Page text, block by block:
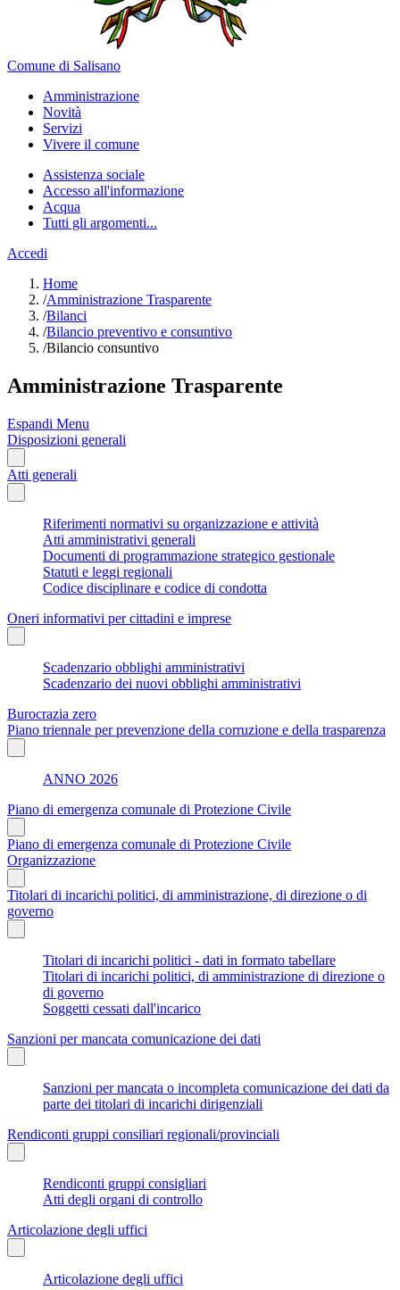
Comune di Salisano
Amministrazione
Novità
Servizi
Vivere il comune
Assistenza sociale
Accesso all'informazione
Acqua
Tutti gli argomenti...
Accedi
Home
/Amministrazione Trasparente
/Bilanci
/Bilancio preventivo e consuntivo
/Bilancio consuntivo
Amministrazione Trasparente
Espandi Menu
Disposizioni generali
Atti generali
Riferimenti normativi su organizzazione e attività
Atti amministrativi generali
Documenti di programmazione strategico gestionale
Statuti e leggi regionali
Codice disciplinare e codice di condotta
Oneri informativi per cittadini e imprese
Scadenzario obblighi amministrativi
Scadenzario dei nuovi obblighi amministrativi
Burocrazia zero
Piano triennale per prevenzione della corruzione e della trasparenza
ANNO 2026
Piano di emergenza comunale di Protezione Civile
Piano di emergenza comunale di Protezione Civile
Organizzazione
Titolari di incarichi politici, di amministrazione, di direzione o di
governo
Titolari di incarichi politici - dati in formato tabellare
Titolari di incarichi politici, di amministrazione di direzione o
di governo
Soggetti cessati dall'incarico
Sanzioni per mancata comunicazione dei dati
Sanzioni per mancata o incompleta comunicazione dei dati da
parte dei titolari di incarichi dirigenziali
Rendiconti gruppi consiliari regionali/provinciali
Rendiconti gruppi consigliari
Atti degli organi di controllo
Articolazione degli uffici
Articolazione degli uffici